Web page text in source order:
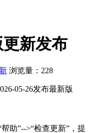
更新发布
浏览量：228
05-26发布最新版
助”-->“检查更新”，提